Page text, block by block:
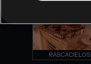
RASCACIELOS